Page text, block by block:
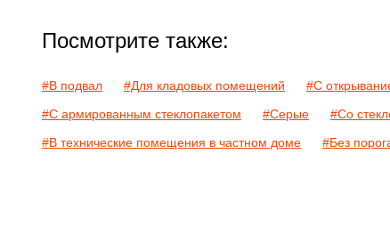
Посмотрите также:
#В подвал #Для кладовых помещений #С
#С армированным стеклопакетом
#Серые #Со
#В технические помещения в частном доме
#Без